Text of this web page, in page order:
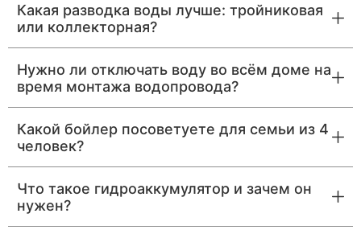
Какая разводка воды лучше: тройниковая
или коллекторная?
Нужно ли отключать воду во всём доме на
время монтажа водопровода?
Какой бойлер посоветуете для семьи из 4
человек?
Что такое гидроаккумулятор и зачем он
нужен?